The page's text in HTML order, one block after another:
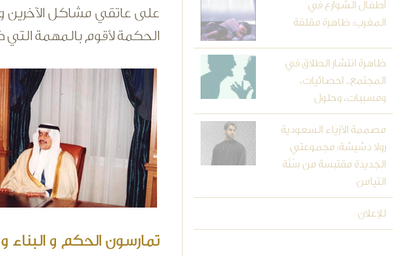
على عاتقي مشاكل الآخرين
الحكمة لأقوم بالمهمة
تمارسون الحكم و
أطفال الشوارع في
المغرب: ظاهرة مقلقة
ظاهرة انتشار الطلاق في
المجتمع.. احصائيات،
ومسببات، وحلول
مصممة الأزياء السعودية
رولا دشيشة: مجموعتي
الجديدة مقتبسة من سُنَّة
التيامن
للإعلان